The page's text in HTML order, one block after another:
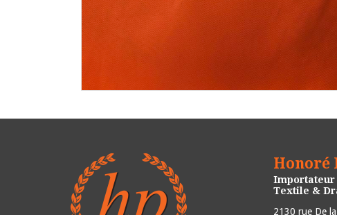
Honoré
Importateur
Textile &
2130 rue De